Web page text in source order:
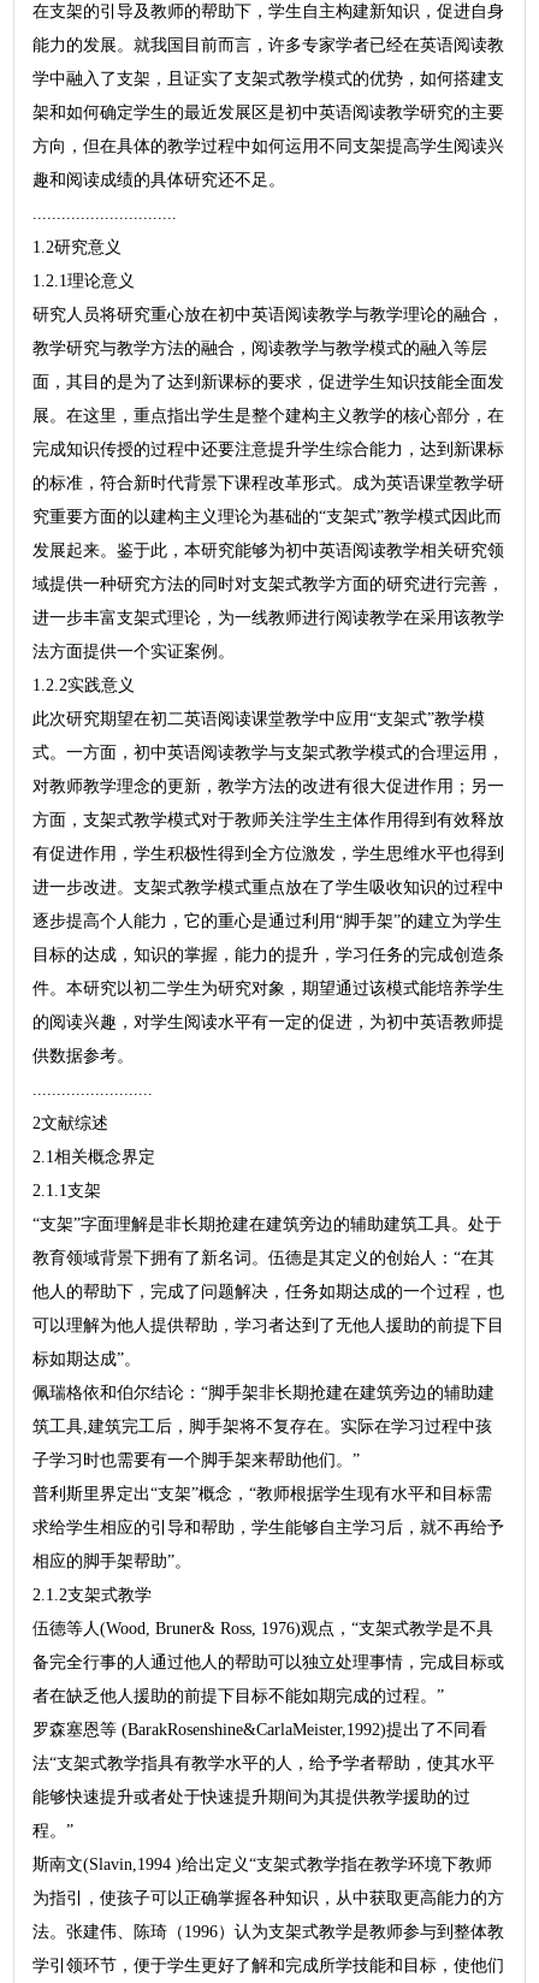
在支架的引导及教师的帮助下，学生自主构建新知识，促进自身
能力的发展。就我国目前而言，许多专家学者已经在英语阅读教
学中融入了支架，且证实了支架式教学模式的优势，如何搭建支
架和如何确定学生的最近发展区是初中英语阅读教学研究的主要
方向，但在具体的教学过程中如何运用不同支架提高学生阅读兴
趣和阅读成绩的具体研究还不足。
1.2研究意义
1.2.1理论意义
研究人员将研究重心放在初中英语阅读教学与教学理论的融合，
教学研究与教学方法的融合，阅读教学与教学模式的融入等层
面，其目的是为了达到新课标的要求，促进学生知识技能全面发
展。在这里，重点指出学生是整个建构主义教学的核心部分，在
完成知识传授的过程中还要注意提升学生综合能力，达到新课标
的标准，符合新时代背景下课程改革形式。成为英语课堂教学研
究重要方面的以建构主义理论为基础的“支架式”教学模式因此而
发展起来。鉴于此，本研究能够为初中英语阅读教学相关研究领
域提供一种研究方法的同时对支架式教学方面的研究进行完善，
进一步丰富支架式理论，为一线教师进行阅读教学在采用该教学
法方面提供一个实证案例。
1.2.2实践意义
此次研究期望在初二英语阅读课堂教学中应用“支架式”教学模
式。一方面，初中英语阅读教学与支架式教学模式的合理运用，
对教师教学理念的更新，教学方法的改进有很大促进作用；另一
方面，支架式教学模式对于教师关注学生主体作用得到有效释放
有促进作用，学生积极性得到全方位激发，学生思维水平也得到
进一步改进。支架式教学模式重点放在了学生吸收知识的过程中
逐步提高个人能力，它的重心是通过利用“脚手架”的建立为学生
目标的达成，知识的掌握，能力的提升，学习任务的完成创造条
件。本研究以初二学生为研究对象，期望通过该模式能培养学生
的阅读兴趣，对学生阅读水平有一定的促进，为初中英语教师提
供数据参考。
2文献综述
2.1相关概念界定
2.1.1支架
“支架”字面理解是非长期抢建在建筑旁边的辅助建筑工具。处于
教育领域背景下拥有了新名词。伍德是其定义的创始人：“在其
他人的帮助下，完成了问题解决，任务如期达成的一个过程，也
可以理解为他人提供帮助，学习者达到了无他人援助的前提下目
标如期达成”。
佩瑞格依和伯尔结论：“脚手架非长期抢建在建筑旁边的辅助建
筑工具,建筑完工后，脚手架将不复存在。实际在学习过程中孩
子学习时也需要有一个脚手架来帮助他们。”
普利斯里界定出“支架”概念，“教师根据学生现有水平和目标需
求给学生相应的引导和帮助，学生能够自主学习后，就不再给予
相应的脚手架帮助”。
2.1.2支架式教学
伍德等人(Wood, Bruner& Ross, 1976)观点，“支架式教学是不具
备完全行事的人通过他人的帮助可以独立处理事情，完成目标或
者在缺乏他人援助的前提下目标不能如期完成的过程。”
罗森塞恩等 (BarakRosenshine&CarlaMeister,1992)提出了不同看
法“支架式教学指具有教学水平的人，给予学者帮助，使其水平
能够快速提升或者处于快速提升期间为其提供教学援助的过
程。”
斯南文(Slavin,1994 )给出定义“支架式教学指在教学环境下教师
为指引，使孩子可以正确掌握各种知识，从中获取更高能力的方
法。张建伟、陈琦（1996）认为支架式教学是教师参与到整体教
学引领环节，便于学生更好了解和完成所学技能和目标，使他们